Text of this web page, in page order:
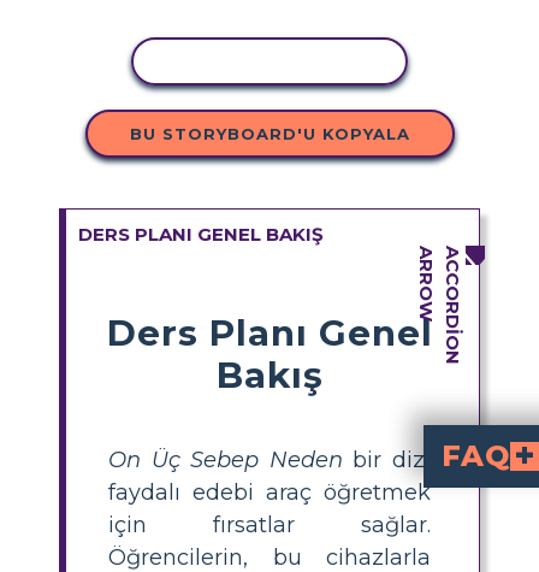
BU STORYBOARD'U KOPYALA
DERS PLANI GENEL BAKIŞ
Ders Planı Genel
Bakış
On Üç Sebep Neden bir dizi
faydalı edebi araç öğretmek
için fırsatlar sağlar.
Öğrencilerin, bu cihazlarla
FAQ